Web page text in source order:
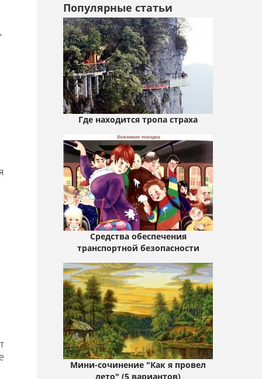
Популярные статьи
Где находится тропа страха
Средства обеспечения
транспортной безопасности
Мини-сочинение "Как я провел
лето" (5 вариантов)